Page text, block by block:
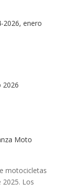
2026, enero
2026
Moto
motocicletas
2025. Los